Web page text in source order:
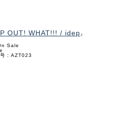
OUT! WHAT!!! / idep 』
Sale
：AZT023